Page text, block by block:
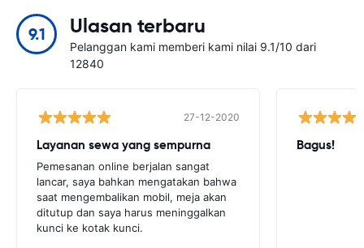
9.1 Ulasan terbaru
Pelanggan kami memberi kami nilai 9.1/10 dari
12840
27-12-2020
Layanan sewa yang sempurna
Pemesanan online berjalan sangat
lancar, saya bahkan mengatakan bahwa
saat mengembalikan mobil, meja akan
ditutup dan saya harus meninggalkan
kunci ke kotak kunci.
Bagus!